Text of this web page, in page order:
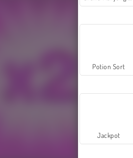
Potion Sort
Jackpot